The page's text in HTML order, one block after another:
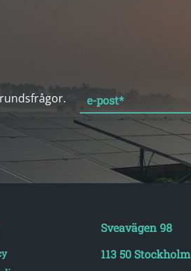
e-post*
Sveavägen 98
113 50 Stockholm